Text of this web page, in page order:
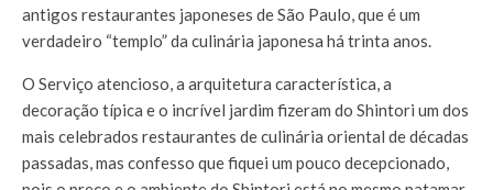
antigos restaurantes japoneses de São Paulo, que é um
verdadeiro “templo” da culinária japonesa há trinta anos.
O Serviço atencioso, a arquitetura característica, a
decoração típica e o incrível jardim fizeram do Shintori um dos
mais celebrados restaurantes de culinária oriental de décadas
passadas, mas confesso que fiquei um pouco decepcionado,